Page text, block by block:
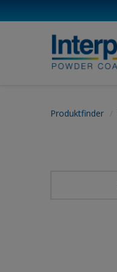
Produktfinder